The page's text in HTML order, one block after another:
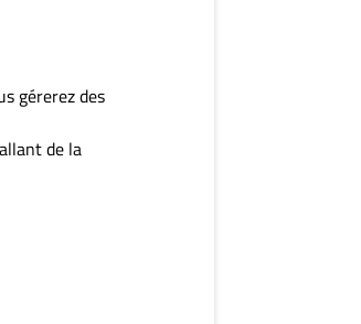
gérerez des
de la